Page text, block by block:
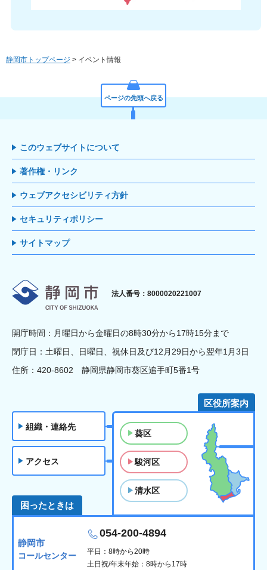
静岡市トップページ > イベント情報
ページの先頭へ戻る
このウェブサイトについて
著作権・リンク
ウェブアクセシビリティ方針
セキュリティポリシー
サイトマップ
静岡市
法人番号：8000020221007
開庁時間：月曜日から金曜日の8時30分から17時15分まで
閉庁日：土曜日、日曜日、祝休日及び12月29日から翌年1月3日
住所：420-8602 静岡県静岡市葵区追手町5番1号
組織・連絡先
アクセス
区役所案内
葵区
駿河区
清水区
困ったときは
静岡市
コールセンター
054-200-4894
平日：8時から20時
土日祝/年末年始：8時から17時